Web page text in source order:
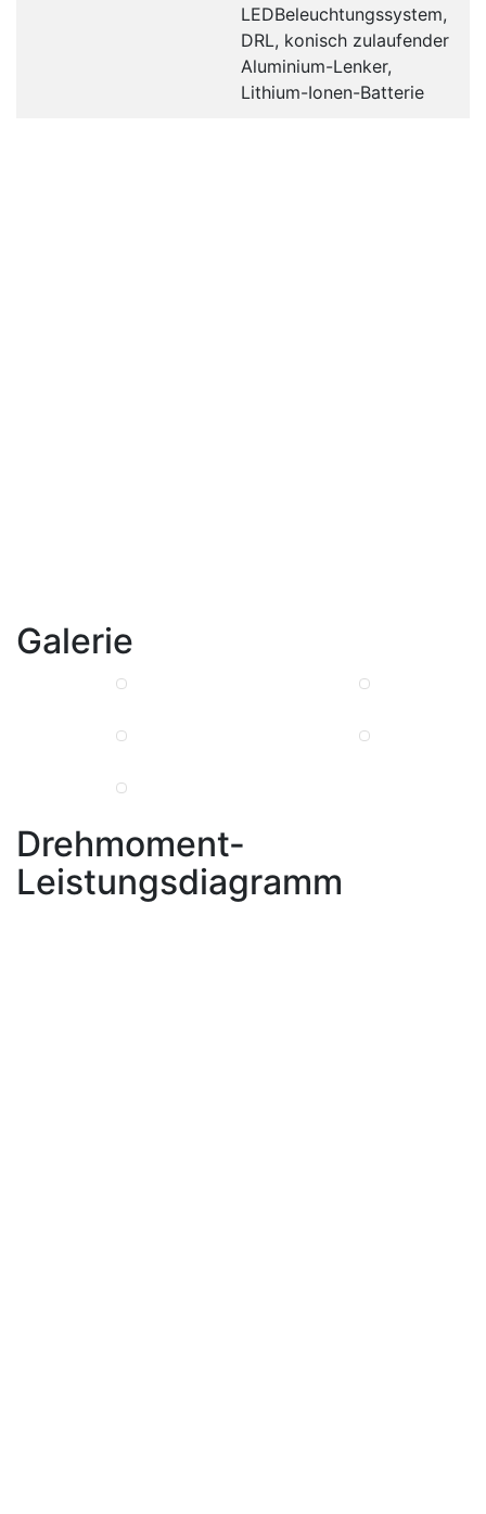
LEDBeleuchtungssystem,
DRL, konisch zulaufender
Aluminium-Lenker,
Lithium-Ionen-Batterie
Galerie
Drehmoment-
Leistungsdiagramm